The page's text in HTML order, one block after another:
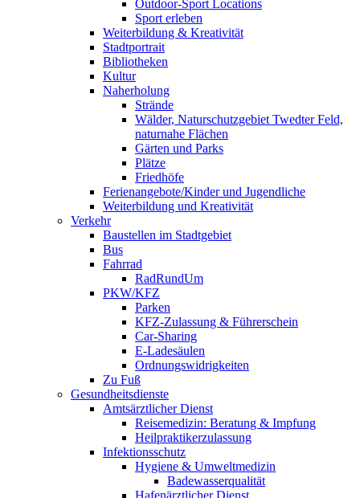
Outdoor-Sport Locations
Sport erleben
Weiterbildung & Kreativität
Stadtportrait
Bibliotheken
Kultur
Naherholung
Strände
Wälder, Naturschutzgebiet Twedter Feld,
naturnahe Flächen
Gärten und Parks
Plätze
Friedhöfe
Ferienangebote/Kinder und Jugendliche
Weiterbildung und Kreativität
Verkehr
Baustellen im Stadtgebiet
Bus
Fahrrad
RadRundUm
PKW/KFZ
Parken
KFZ-Zulassung & Führerschein
Car-Sharing
E-Ladesäulen
Ordnungswidrigkeiten
Zu Fuß
Gesundheitsdienste
Amtsärztlicher Dienst
Reisemedizin: Beratung & Impfung
Heilpraktikerzulassung
Infektionsschutz
Hygiene & Umweltmedizin
Badewasserqualität
Hafenärztlicher Dienst